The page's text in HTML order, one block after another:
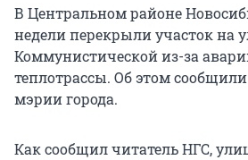
В Центральном районе
недели перекрыли участок на
Коммунистической из-за
теплотрассы. Об этом
мэрии города.
Как сообщил читатель НГС,